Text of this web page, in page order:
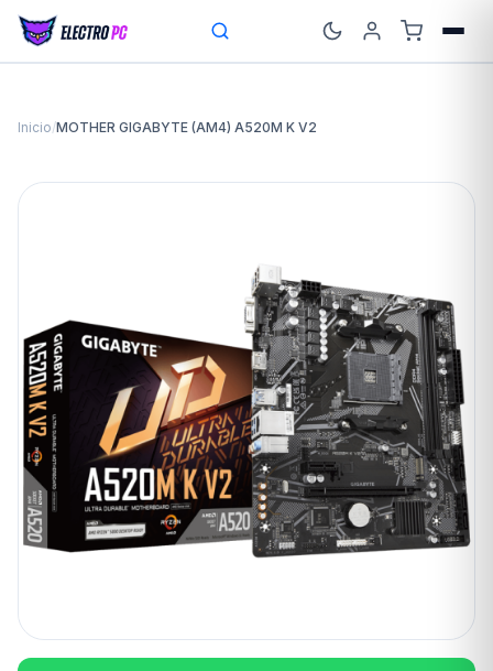
Inicio/MOTHER GIGABYTE (AM4) A520M K V2